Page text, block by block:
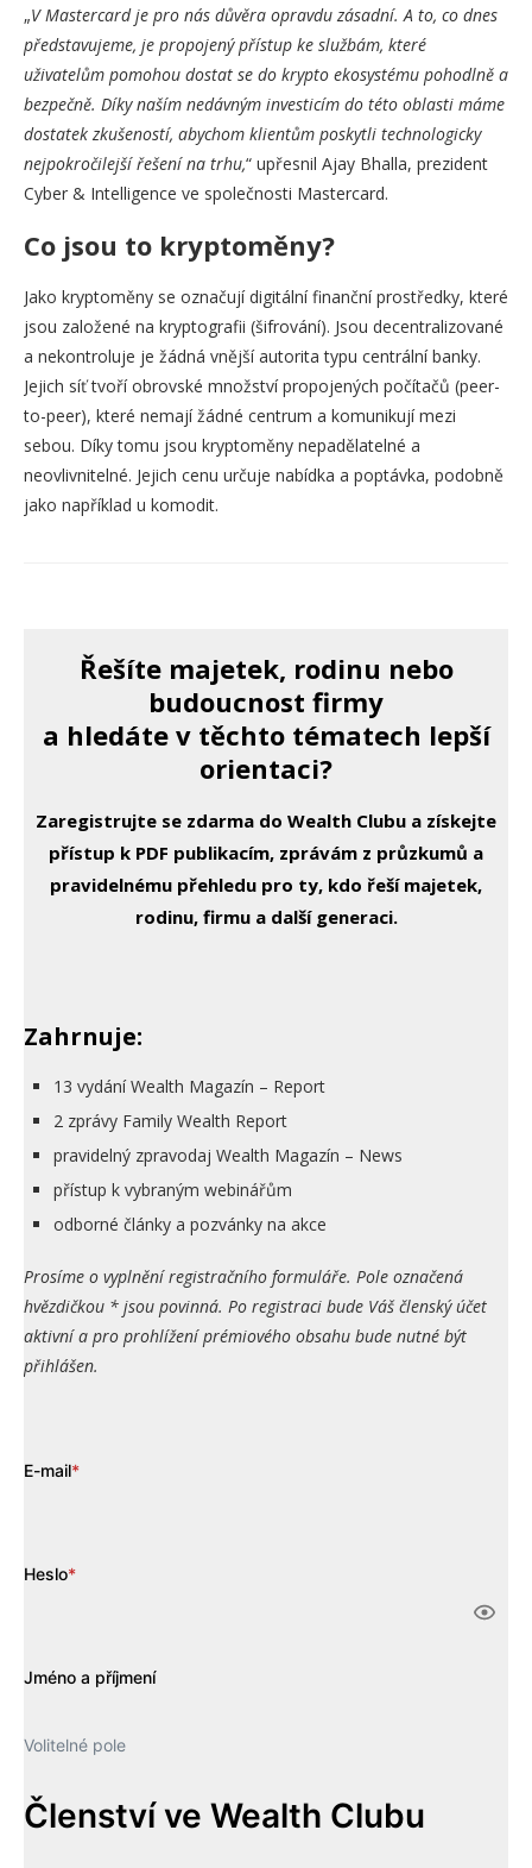
„V Mastercard je pro nás důvěra opravdu zásadní. A to, co dnes
představujeme, je propojený přístup ke službám, které
uživatelům pomohou dostat se do krypto ekosystému pohodlně a
bezpečně. Díky naším nedávným investicím do této oblasti máme
dostatek zkušeností, abychom klientům poskytli technologicky
nejpokročilejší řešení na trhu,“ upřesnil Ajay Bhalla, prezident
Cyber ​​& Intelligence ve společnosti Mastercard.
Co jsou to kryptoměny?
Jako kryptoměny se označují digitální finanční prostředky, které
jsou založené na kryptografii (šifrování). Jsou decentralizované
a nekontroluje je žádná vnější autorita typu centrální banky.
Jejich síť tvoří obrovské množství propojených počítačů (peer-
to-peer), které nemají žádné centrum a komunikují mezi
sebou. Díky tomu jsou kryptoměny nepadělatelné a
neovlivnitelné. Jejich cenu určuje nabídka a poptávka, podobně
jako například u komodit.
Řešíte majetek, rodinu nebo
budoucnost firmy
a hledáte v těchto tématech lepší
orientaci?
Zaregistrujte se zdarma do Wealth Clubu a získejte
přístup k PDF publikacím, zprávám z průzkumů a
pravidelnému přehledu pro ty, kdo řeší majetek,
rodinu, firmu a další generaci.
Zahrnuje:
13 vydání Wealth Magazín – Report
2 zprávy Family Wealth Report
pravidelný zpravodaj Wealth Magazín – News
přístup k vybraným webinářům
odborné články a pozvánky na akce
Prosíme o vyplnění registračního formuláře. Pole označená
hvězdičkou * jsou povinná. Po registraci bude Váš členský účet
aktivní a pro prohlížení prémiového obsahu bude nutné být
přihlášen.
E-mail*
Heslo*
Jméno a příjmení
Volitelné pole
Členství ve Wealth Clubu